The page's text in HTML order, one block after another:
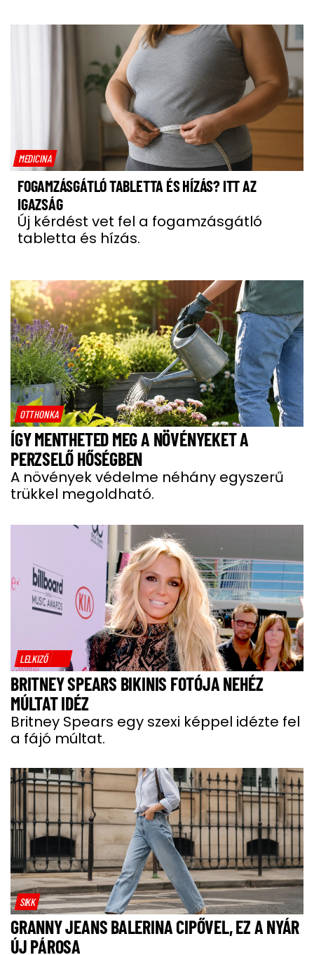
MEDICINA
FOGAMZÁSGÁTLÓ TABLETTA ÉS HÍZÁS? ITT AZ
IGAZSÁG
Új kérdést vet fel a fogamzásgátló
tabletta és hízás.
OTTHONKA
ÍGY MENTHETED MEG A NÖVÉNYEKET A
PERZSELŐ HŐSÉGBEN
A növények védelme néhány egyszerű
trükkel megoldható.
LELKIZŐ
BRITNEY SPEARS BIKINIS FOTÓJA NEHÉZ
MÚLTAT IDÉZ
Britney Spears egy szexi képpel idézte fel
a fájó múltat.
SIKK
GRANNY JEANS BALERINA CIPŐVEL, EZ A NYÁR
ÚJ PÁROSA